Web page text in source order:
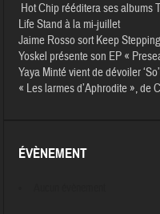
Hot Chip rééditera ses albums
Life Stand à la mi-juillet
Jaime Rosso sort Keep
Yoskel présente son EP «
Yaya Minté vient de dévoiler
« Les larmes d’Aphrodite », de
ÉVÈNEMENT